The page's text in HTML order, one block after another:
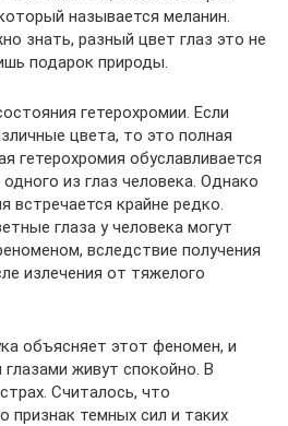
называется меланин.
знать, разный цвет глаз это не
подарок природы.
гетерохромии. Если
цвета, то это полная
гетерохромия обуславливается
из глаз человека. Однако
встречается крайне редко.
глаза у человека могут
вследствие получения
излечения от тяжелого
объясняет этот феномен, и
живут спокойно. В
Считалось, что
признак темных сил и таких